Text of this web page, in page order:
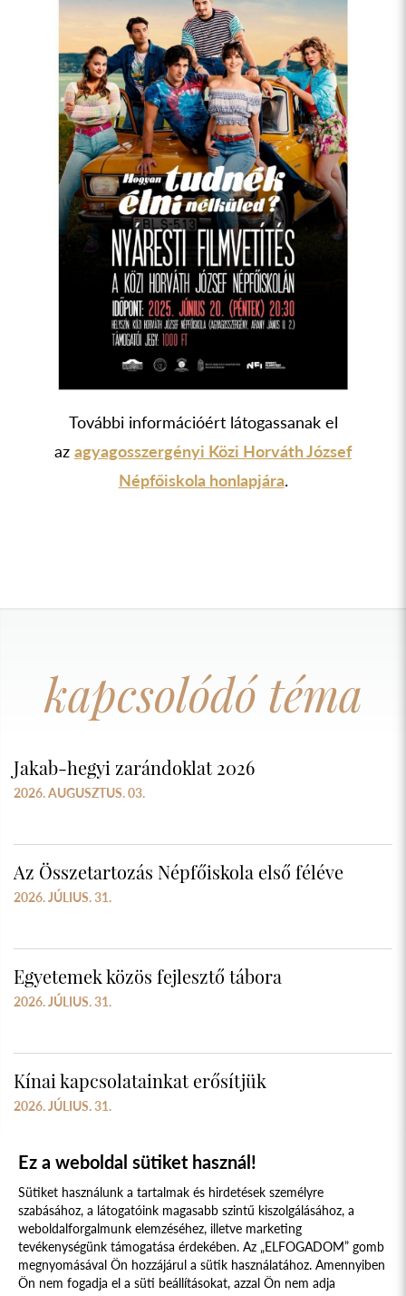
További információért látogassanak el
az agyagosszergényi Közi Horváth József
Népfőiskola honlapjára.
kapcsolódó téma
Jakab-hegyi zarándoklat 2026
2026. AUGUSZTUS. 03.
Az Összetartozás Népfőiskola első féléve
2026. JÚLIUS. 31.
Egyetemek közös fejlesztő tábora
2026. JÚLIUS. 31.
Kínai kapcsolatainkat erősítjük
2026. JÚLIUS. 31.
Süti szabályzat Adatvédelmi nyilatkozat
Ez a weboldal sütiket használ!
Sütiket használunk a tartalmak és hirdetések személyre
szabásához, a látogatóink magasabb szintű kiszolgálásához, a
weboldalforgalmunk elemzéséhez, illetve marketing
tevékenységünk támogatása érdekében. Az „ELFOGADOM” gomb
megnyomásával Ön hozzájárul a sütik használatához. Amennyiben
Ön nem fogadja el a süti beállításokat, azzal Ön nem adja